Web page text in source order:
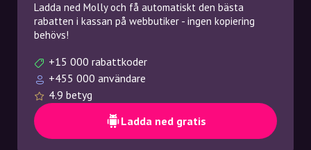
Ladda ned Molly och få automatiskt den bästa
rabatten i kassan på webbutiker - ingen kopiering
behövs!
+15 000 rabattkoder
+455 000 användare
4.9 betyg
Ladda ned gratis